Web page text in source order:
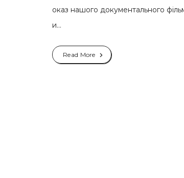
оказ нашого документального
и...
Read More